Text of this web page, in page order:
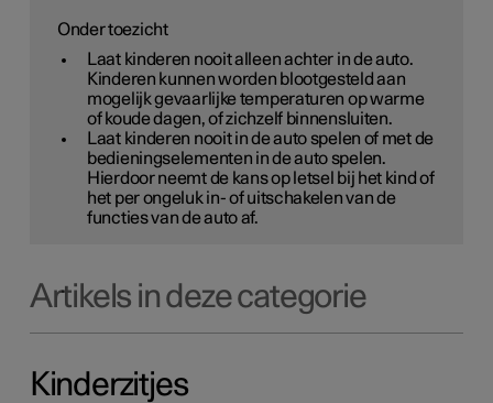
Onder toezicht
Laat kinderen nooit alleen achter in de auto.
Kinderen kunnen worden blootgesteld aan
mogelijk gevaarlijke temperaturen op warme
of koude dagen, of zichzelf binnensluiten.
Laat kinderen nooit in de auto spelen of met de
bedieningselementen in de auto spelen.
Hierdoor neemt de kans op letsel bij het kind of
het per ongeluk in- of uitschakelen van de
functies van de auto af.
Artikels in deze categorie
Kinderzitjes